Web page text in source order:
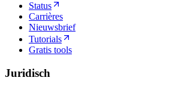
Status
Carrières
Nieuwsbrief
Tutorials
Gratis tools
Juridisch